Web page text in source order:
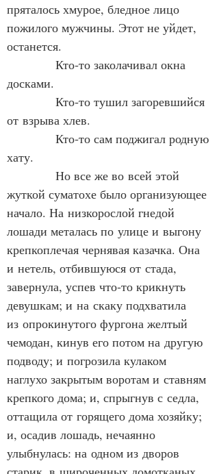
пряталось хмурое, бледное лицо
пожилого мужчины. Этот не уйдет,
останется.
Кто‑то заколачивал окна
досками.
Кто‑то тушил загоревшийся
от взрыва хлев.
Кто‑то сам поджигал родную
хату.
Но все же во всей этой
жуткой суматохе было организующее
начало. На низкорослой гнедой
лошади металась по улице и выгону
крепкоплечая чернявая казачка. Она
и нетель, отбившуюся от стада,
завернула, успев что‑то крикнуть
девушкам; и на скаку подхватила
из опрокинутого фургона желтый
чемодан, кинув его потом на другую
подводу; и погрозила кулаком
наглухо закрытым воротам и ставням
крепкого дома; и, спрыгнув с седла,
оттащила от горящего дома хозяйку;
и, осадив лошадь, нечаянно
улыбнулась: на одном из дворов